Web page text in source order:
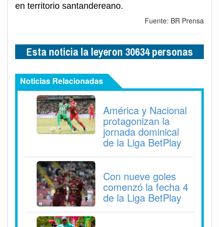
en territorio santandereano.
Fuente: BR Prensa
Esta noticia la leyeron 30634 personas
Noticias Relacionadas
América y Nacional
protagonizan la
jornada dominical
de la Liga BetPlay
Con nueve goles
comenzó la fecha 4
de la Liga BetPlay